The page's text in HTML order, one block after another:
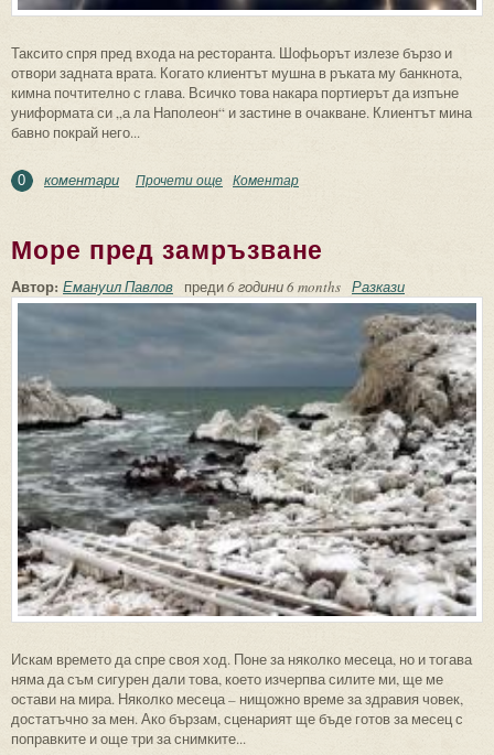
Таксито спря пред входа на ресторанта. Шофьорът излезе бързо и
отвори задната врата. Когато клиентът мушна в ръката му банкнота,
кимна почтително с глава. Всичко това накара портиерът да изпъне
униформата си „а ла Наполеон“ и застине в очакване. Клиентът мина
бавно покрай него...
0 коментари Прочети още about Сенки
Коментар
Море пред замръзване
Автор: Емануил Павлов преди6 години 6 months Разкази
Искам времето да спре своя ход. Поне за няколко месеца, но и тогава
няма да съм сигурен дали това, което изчерпва силите ми, ще ме
остави на мира. Няколко месеца – нищожно време за здравия човек,
достатъчно за мен. Ако бързам, сценарият ще бъде готов за месец с
поправките и още три за снимките...